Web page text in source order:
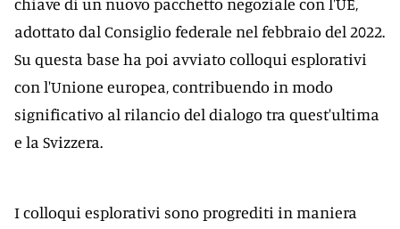
adottato dal Consiglio federale nel febbraio del 2022.
Su questa base ha poi avviato colloqui esplorativi
con l'Unione europea, contribuendo in modo
significativo al rilancio del dialogo tra quest'ultima
e la Svizzera.
I colloqui esplorativi sono progrediti in maniera